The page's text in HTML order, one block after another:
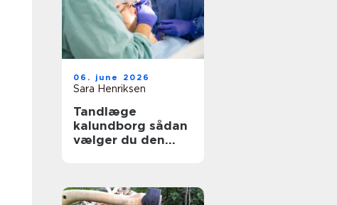
06. june 2026
Sara Henriksen
Tandlæge
kalundborg sådan
vælger du den